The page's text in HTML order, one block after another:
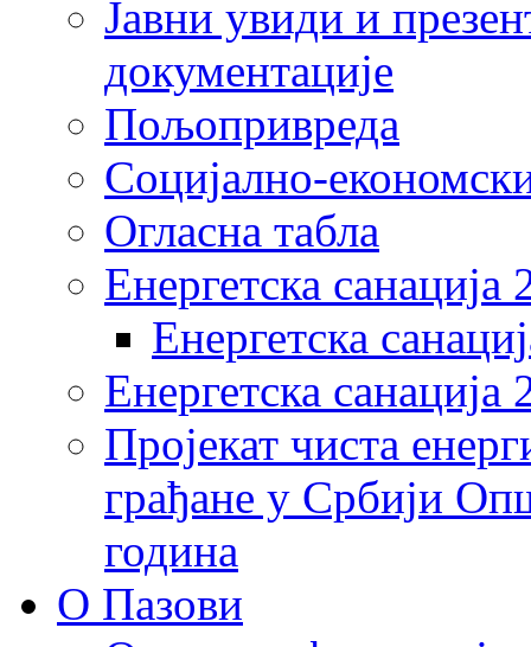
Јавни увиди и
документације
Пољопривреда
Социјално-
Огласна табла
Енергетска санација
Енергетска
Енергетска
Пројекат чиста
грађане у Србији
година
О Пазови